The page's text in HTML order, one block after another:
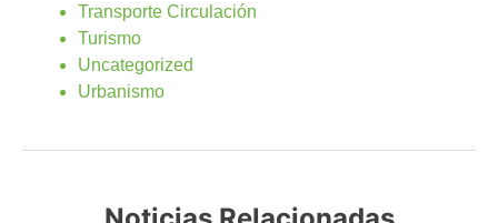
Transporte Circulación
Turismo
Uncategorized
Urbanismo